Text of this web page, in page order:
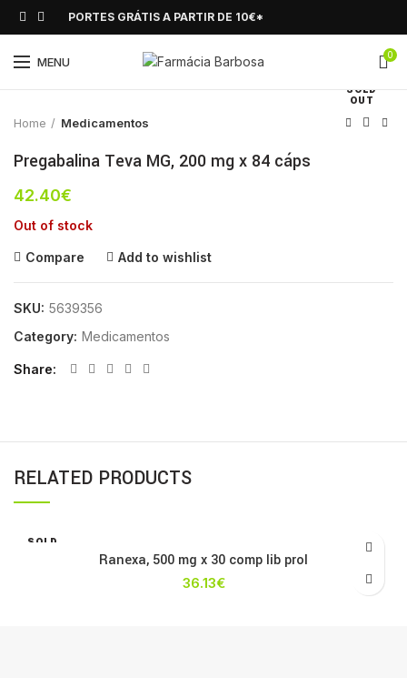
PORTES GRÁTIS A PARTIR DE 10€*
MENU 0
SOLD
OUT
Click to enlarge
Home Medicamentos
Pregabalina Teva MG, 200 mg x 84 cáps
42.40€
Out of stock
Compare Add to wishlist
SKU: 5639356
Category: Medicamentos
Share
RELATED PRODUCTS
SOLD
Ranexa, 500 mg x 30 comp lib prol
36.13€